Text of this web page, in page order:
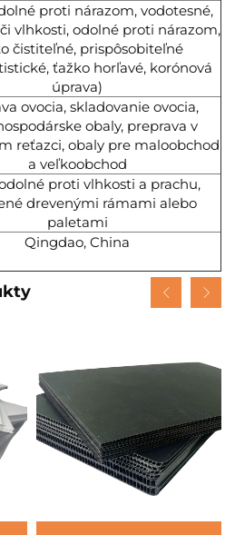
proti nárazom, vodotesné,
vlhkosti, odolné proti nárazom,
čistiteľné, prispôsobiteľné
ťažko horľavé, korónová
úprava)
ovocia, skladovanie ovocia,
obaly, preprava v
reťazci, obaly pre maloobchod
a veľkoobchod
proti vlhkosti a prachu,
drevenými rámami alebo
paletami
Qingdao, China